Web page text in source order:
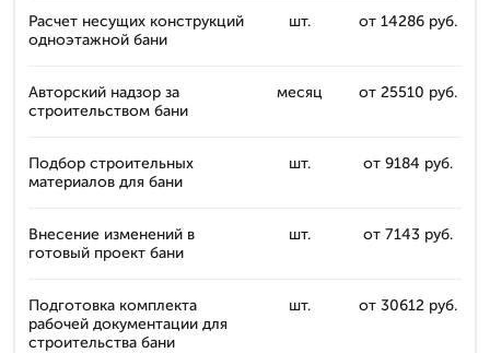
Расчет несущих конструкций
одноэтажной бани
шт. от 14286 руб.
Авторский надзор за
строительством бани
месяц от 25510 руб.
Подбор строительных
материалов для бани
шт. от 9184 руб.
Внесение изменений в
готовый проект бани
шт. от 7143 руб.
Подготовка комплекта
рабочей документации для
строительства бани
шт. от 30612 руб.